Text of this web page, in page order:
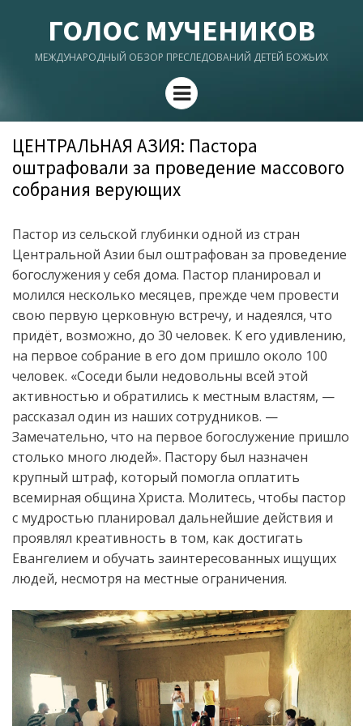
ГОЛОС МУЧЕНИКОВ
МЕЖДУНАРОДНЫЙ ОБЗОР ПРЕСЛЕДОВАНИЙ ДЕТЕЙ БОЖЬИХ
Menu
ЦЕНТРАЛЬНАЯ АЗИЯ: Пастора
оштрафовали за проведение массового
собрания верующих
Пастор из сельской глубинки одной из стран
Центральной Азии был оштрафован за проведение
богослужения у себя дома. Пастор планировал и
молился несколько месяцев, прежде чем провести
свою первую церковную встречу, и надеялся, что
придёт, возможно, до 30 человек. К его удивлению,
на первое собрание в его дом пришло около 100
человек. «Соседи были недовольны всей этой
активностью и обратились к местным властям, —
рассказал один из наших сотрудников. —
Замечательно, что на первое богослужение пришло
столько много людей». Пастору был назначен
крупный штраф, который помогла оплатить
всемирная община Христа. Молитесь, чтобы пастор
с мудростью планировал дальнейшие действия и
проявлял креативность в том, как достигать
Евангелием и обучать заинтересованных ищущих
людей, несмотря на местные ограничения.